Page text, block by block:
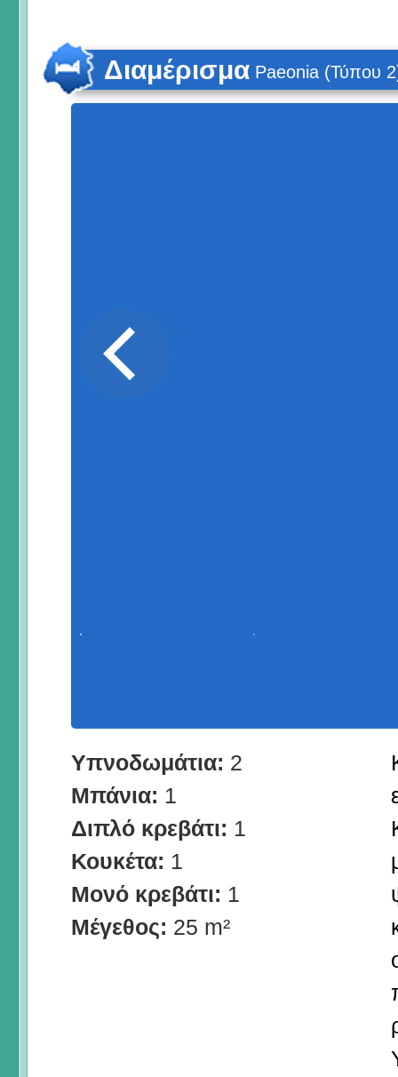
Διαμέρισμα Paeonia (Τύπου
Υπνοδωμάτια: 2
Μπάνια: 1
Διπλό κρεβάτι: 1
Κουκέτα: 1
Μονό κρεβάτι: 1
Μέγεθος: 25 m²